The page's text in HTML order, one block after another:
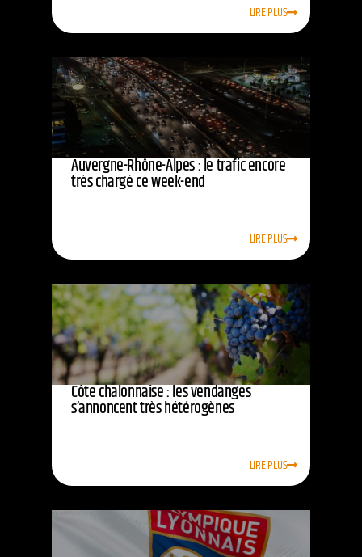
LIRE PLUS
Auvergne-Rhône-Alpes : le trafic encore
très chargé ce week-end
LIRE PLUS
Côte chalonnaise : les vendanges
s’annoncent très hétérogènes
LIRE PLUS